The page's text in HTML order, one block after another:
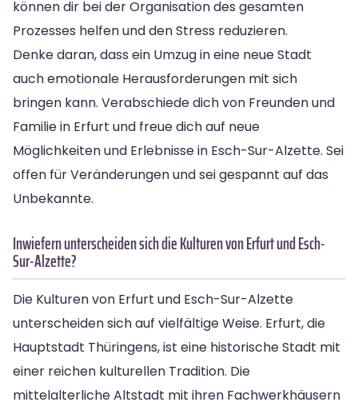
können dir bei der Organisation des gesamten
Prozesses helfen und den Stress reduzieren.
Denke daran, dass ein Umzug in eine neue Stadt
auch emotionale Herausforderungen mit sich
bringen kann. Verabschiede dich von Freunden und
Familie in Erfurt und freue dich auf neue
Möglichkeiten und Erlebnisse in Esch-Sur-Alzette. Sei
offen für Veränderungen und sei gespannt auf das
Unbekannte.
Inwiefern unterscheiden sich die Kulturen von Erfurt und Esch-
Sur-Alzette?
Die Kulturen von Erfurt und Esch-Sur-Alzette
unterscheiden sich auf vielfältige Weise. Erfurt, die
Hauptstadt Thüringens, ist eine historische Stadt mit
einer reichen kulturellen Tradition. Die
mittelalterliche Altstadt mit ihren Fachwerkhäusern